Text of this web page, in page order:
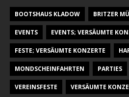
BOOTSHAUS KLADOW BRITZER
EVENTS EVENTS; VERSÄUMTE
FESTE; VERSÄUMTE KONZERTE
MONDSCHEINFAHRTEN PARTIES
VEREINSFESTE VERSÄUMTE